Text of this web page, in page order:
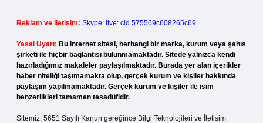
Reklam ve İletişim: Skype: live:.cid.575569c608265c69
Yasal Uyarı: Bu internet sitesi, herhangi bir marka, kurum veya şahıs
şirketi ile hiçbir bağlantısı bulunmamaktadır. Sitede yalnızca kendi
hazırladığımız makaleler paylaşılmaktadır. Burada yer alan içerikler
haber niteliği taşımamakta olup, gerçek kurum ve kişiler hakkında
paylaşım yapılmamaktadır. Gerçek kurum ve kişiler ile isim
benzerlikleri tamamen tesadüfidir.
Sitemiz, 5651 Sayılı Kanun gereğince Bilgi Teknolojileri ve İletişim